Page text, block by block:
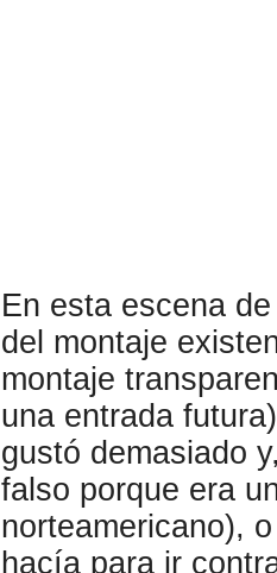
En esta escena
del montaje
montaje
una entrada
gustó demasiado
falso porque era
norteamericano),
hacía para ir